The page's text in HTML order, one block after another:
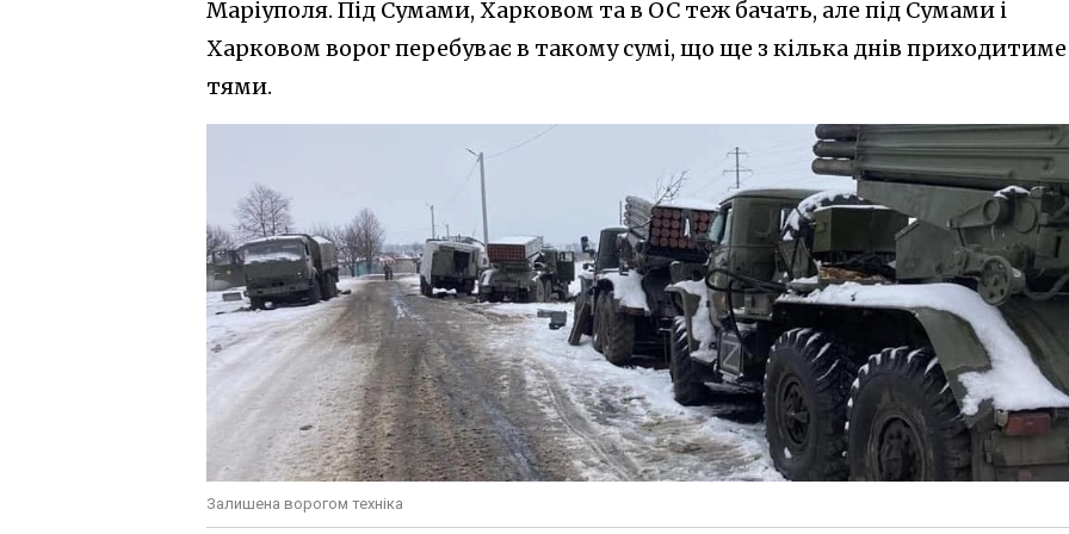
Маріуполя. Під Сумами, Харковом та в ОС теж бачать, але під Сумами і
Харковом ворог перебуває в такому сумі, що ще з кілька днів
тями.
Залишена ворогом техніка